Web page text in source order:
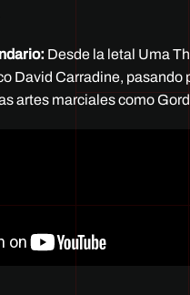
Desde la letal Uma
David Carradine, pasando
artes marciales como